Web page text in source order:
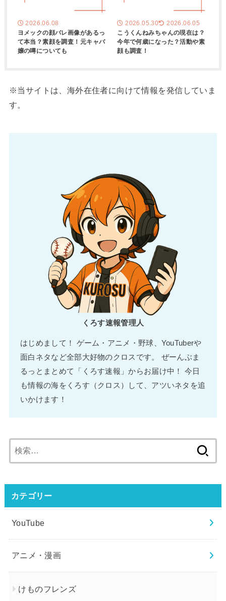
2026.06.08
ヨメックの顔バレ画像があるっ
て本当？素顔を調査！元キャバ
嬢の噂についても
2026.05.30 2026.06.05
こうくんねみちゃんの現在は？
今年で何歳になった？活動や素
顔も調査！
※当サイトは、海外在住者に向けて情報を発信していま
す。
くろす速報管理人
はじめまして！ ゲーム・アニメ・野球、YouTuberや
面白ネタなど全部大好物のクロスです。 ぜーんぶま
るっとまとめて「くろす速報」からお届け中！ 今日
も情報の海をくろす（クロス）して、アツいネタを追
いかけます！
索:
カテゴリー
YouTube
アニメ・漫画
けものフレンズ